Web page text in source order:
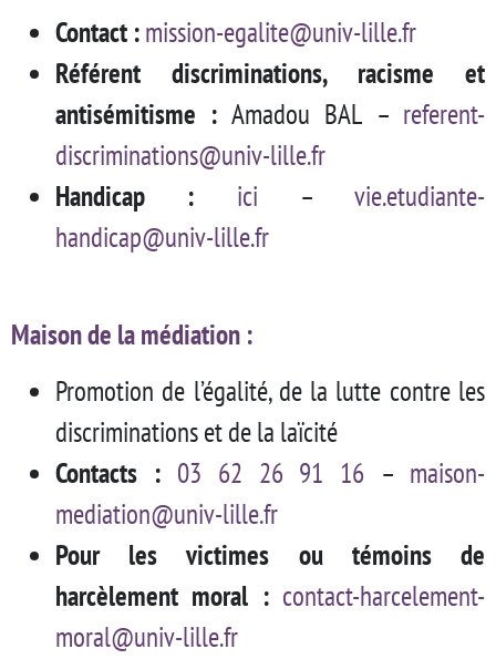
Contact :mission-egalite@univ-lille.fr
Référent discriminations, racisme et
antisémitisme : Amadou BAL – referent-
discriminations@univ-lille.fr
Handicap :
ici – vie.etudiante-
handicap@univ-lille.fr
Maison de la médiation :
Promotion de l’égalité, de la lutte contre les
discriminations et de la laïcité
Contacts : 03 62 26 91 16 – maison-
mediation@univ-lille.fr
Pour les victimes ou témoins de
harcèlement moral : contact-harcelement-
moral@univ-lille.fr